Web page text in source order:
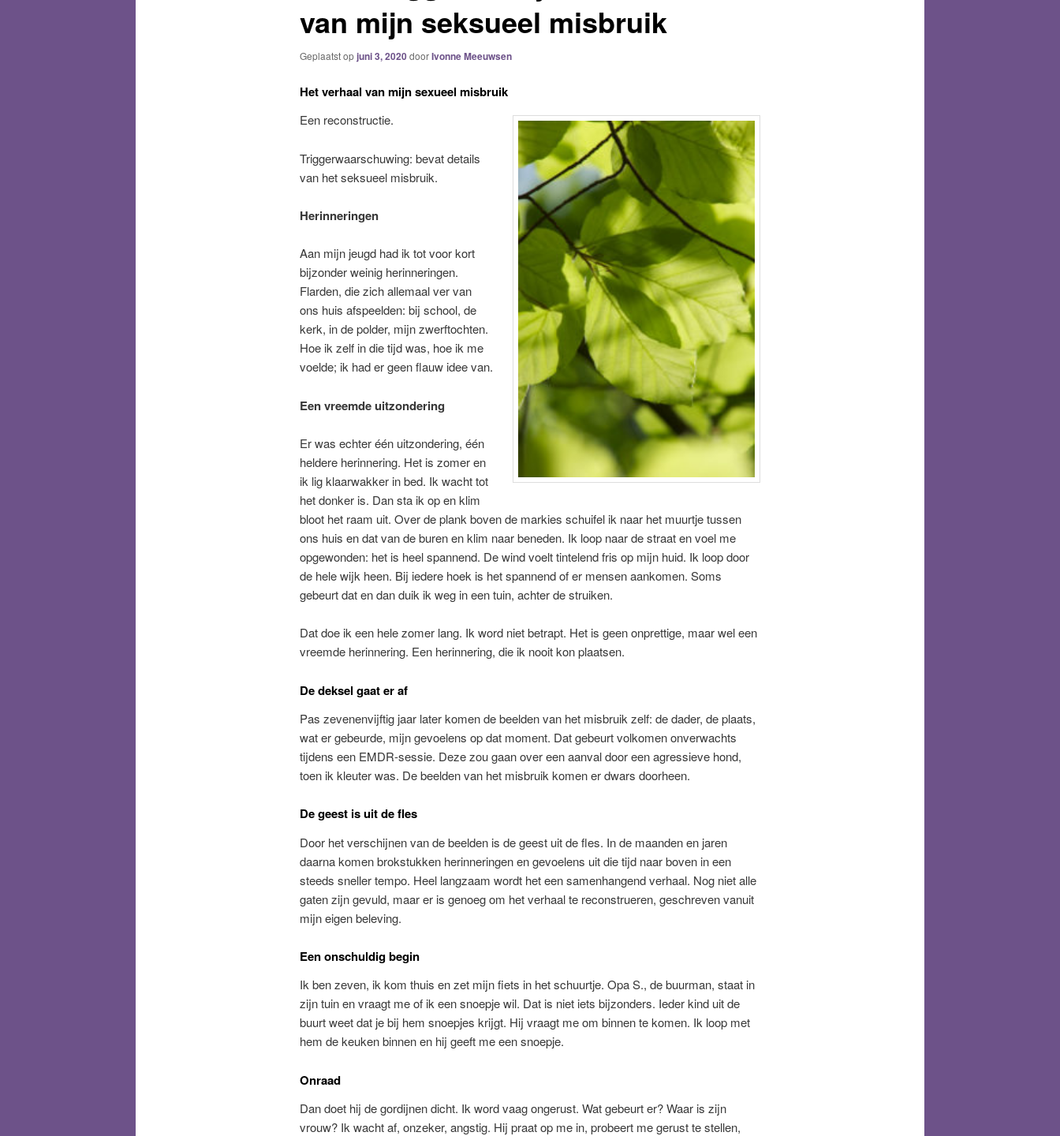
van mijn seksueel misbruik
Geplaatst opjuni 3, 2020doorIvonne Meeuwsen
Het verhaal van mijn sexueel misbruik
Een reconstructie.
Triggerwaarschuwing: bevat details
van het seksueel misbruik.
Herinneringen
Aan mijn jeugd had ik tot voor kort
bijzonder weinig herinneringen.
Flarden, die zich allemaal ver van
ons huis afspeelden: bij school, de
kerk, in de polder, mijn zwerftochten.
Hoe ik zelf in die tijd was, hoe ik me
voelde; ik had er geen flauw idee van.
Een vreemde uitzondering
Er was echter één uitzondering, één
heldere herinnering. Het is zomer en
ik lig klaarwakker in bed. Ik wacht tot
het donker is. Dan sta ik op en klim
bloot het raam uit. Over de plank boven de markies schuifel ik naar het muurtje tussen
ons huis en dat van de buren en klim naar beneden. Ik loop naar de straat en voel me
opgewonden: het is heel spannend. De wind voelt tintelend fris op mijn huid. Ik loop door
de hele wijk heen. Bij iedere hoek is het spannend of er mensen aankomen. Soms
gebeurt dat en dan duik ik weg in een tuin, achter de struiken.
Dat doe ik een hele zomer lang. Ik word niet betrapt. Het is geen onprettige, maar wel een
vreemde herinnering. Een herinnering, die ik nooit kon plaatsen.
De deksel gaat er af
Pas zevenenvijftig jaar later komen de beelden van het misbruik zelf: de dader, de plaats,
wat er gebeurde, mijn gevoelens op dat moment. Dat gebeurt volkomen onverwachts
tijdens een EMDR-sessie. Deze zou gaan over een aanval door een agressieve hond,
toen ik kleuter was. De beelden van het misbruik komen er dwars doorheen.
De geest is uit de fles
Door het verschijnen van de beelden is de geest uit de fles. In de maanden en jaren
daarna komen brokstukken herinneringen en gevoelens uit die tijd naar boven in een
steeds sneller tempo. Heel langzaam wordt het een samenhangend verhaal. Nog niet alle
gaten zijn gevuld, maar er is genoeg om het verhaal te reconstrueren, geschreven vanuit
mijn eigen beleving.
Een onschuldig begin
Ik ben zeven, ik kom thuis en zet mijn fiets in het schuurtje. Opa S., de buurman, staat in
zijn tuin en vraagt me of ik een snoepje wil. Dat is niet iets bijzonders. Ieder kind uit de
buurt weet dat je bij hem snoepjes krijgt. Hij vraagt me om binnen te komen. Ik loop met
hem de keuken binnen en hij geeft me een snoepje.
Onraad
Dan doet hij de gordijnen dicht. Ik word vaag ongerust. Wat gebeurt er? Waar is zijn
vrouw? Ik wacht af, onzeker, angstig. Hij praat op me in, probeert me gerust te stellen,